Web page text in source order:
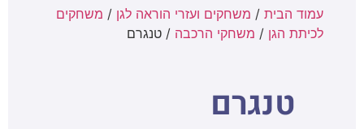
עמוד הבית / משחקים ועזרי הוראה לגן / משחקים
לכיתת הגן / משחקי הרכבה / טנגרם
טנגרם